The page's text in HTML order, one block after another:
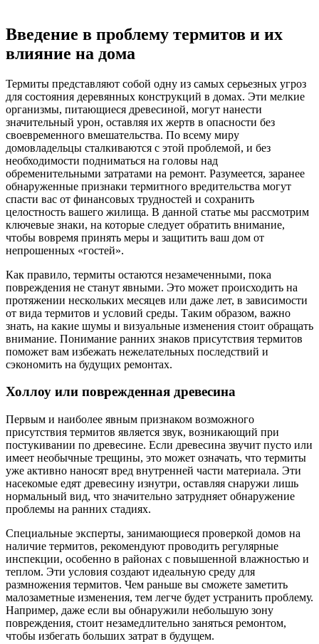
Введение в проблему термитов и их
влияние на дома
Термиты представляют собой одну из самых серьезных угроз
для состояния деревянных конструкций в домах. Эти мелкие
организмы, питающиеся древесиной, могут нанести
значительный урон, оставляя их жертв в опасности без
своевременного вмешательства. По всему миру
домовладельцы сталкиваются с этой проблемой, и без
необходимости подниматься на головы над
обременительными затратами на ремонт. Разумеется, заранее
обнаруженные признаки термитного вредительства могут
спасти вас от финансовых трудностей и сохранить
целостность вашего жилища. В данной статье мы рассмотрим
ключевые знаки, на которые следует обратить внимание,
чтобы вовремя принять меры и защитить ваш дом от
непрошенных «гостей».
Как правило, термиты остаются незамеченными, пока
повреждения не станут явными. Это может происходить на
протяжении нескольких месяцев или даже лет, в зависимости
от вида термитов и условий среды. Таким образом, важно
знать, на какие шумы и визуальные изменения стоит обращать
внимание. Понимание ранних знаков присутствия термитов
поможет вам избежать нежелательных последствий и
сэкономить на будущих ремонтах.
Холлоу или поврежденная древесина
Первым и наиболее явным признаком возможного
присутствия термитов является звук, возникающий при
постукивании по древесине. Если древесина звучит пусто или
имеет необычные трещины, это может означать, что термиты
уже активно наносят вред внутренней части материала. Эти
насекомые едят древесину изнутри, оставляя снаружи лишь
нормальный вид, что значительно затрудняет обнаружение
проблемы на ранних стадиях.
Специальные эксперты, занимающиеся проверкой домов на
наличие термитов, рекомендуют проводить регулярные
инспекции, особенно в районах с повышенной влажностью и
теплом. Эти условия создают идеальную среду для
размножения термитов. Чем раньше вы сможете заметить
малозаметные изменения, тем легче будет устранить проблему.
Например, даже если вы обнаружили небольшую зону
повреждения, стоит незамедлительно заняться ремонтом,
чтобы избегать больших затрат в будущем.